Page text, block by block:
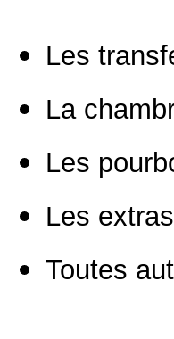
Les
La
Les
Les
Toutes